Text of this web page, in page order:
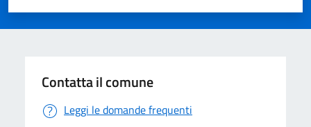
Valuta 5 stelle su 5
Valuta 4 stelle su 5
Valuta 3 stelle su 5
Valuta 2 stelle su 5
Valuta 1 stelle su 5
Contatta il comune
Leggi le domande frequenti